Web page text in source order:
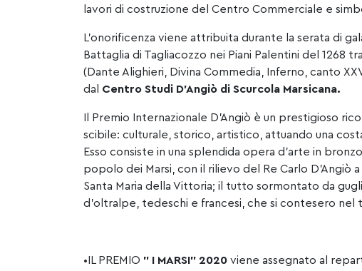
lavori di costruzione del Centro Commerciale e
L’onorificenza viene attribuita durante la serata di
Battaglia di Tagliacozzo nei Piani Palentini del 1268
(Dante Alighieri, Divina Commedia, Inferno, canto
dal Centro Studi D’Angiò di Scurcola Marsicana.
Il Premio Internazionale D’Angiò è un prestigioso
scibile: culturale, storico, artistico, attuando una
Esso consiste in una splendida opera d’arte in
popolo dei Marsi, con il rilievo del Re Carlo D’Angiò
Santa Maria della Vittoria; il tutto sormontato da
d’oltralpe, tedeschi e francesi, che si contesero nel
•IL PREMIO ” I MARSI” 2020 viene assegnato al